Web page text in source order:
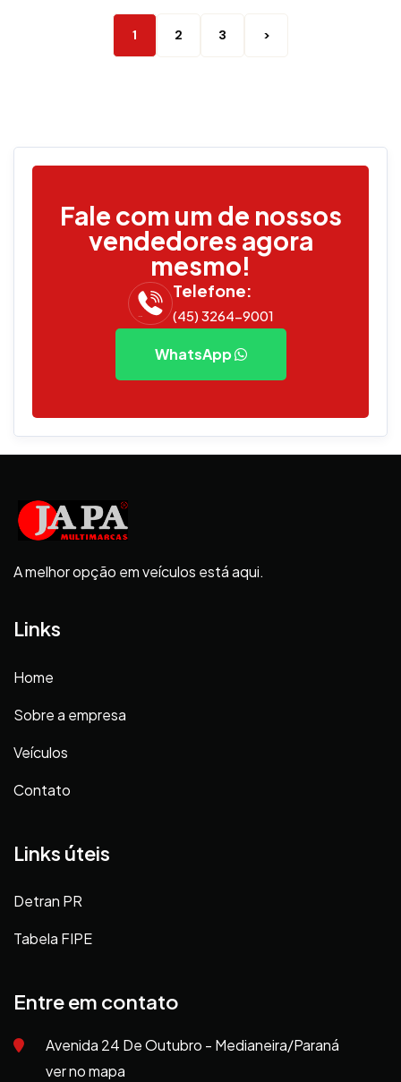
1 2 3 >
Fale com um de nossos
vendedores agora
mesmo!
Telefone:
(45) 3264-9001
WhatsApp
A melhor opção em veículos está aqui.
Links
Home
Sobre a empresa
Veículos
Contato
Links úteis
Detran PR
Tabela FIPE
Entre em contato
Avenida 24 De Outubro - Medianeira/Paraná
ver no mapa